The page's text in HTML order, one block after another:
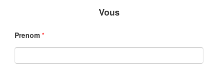
Vous
Prenom *